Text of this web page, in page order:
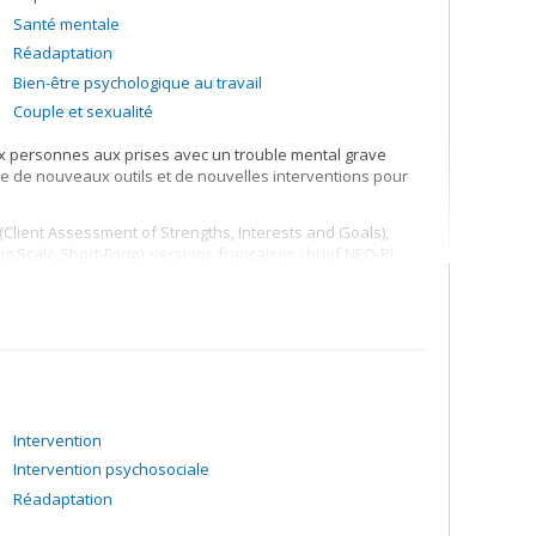
Santé mentale
Réadaptation
Bien-être psychologique au travail
Couple et sexualité
aux prises avec un trouble mental grave
de nouveaux outils et de nouvelles interventions pour
Assessment of Strengths, Interests and Goals),
Scale Short-Form), versions françaises : brief NEO-PI,
Q (Personal Therapist Style Questionnaire).
(groupe-estime de soi), TCC (groupe - thérapie
au travail (groupe – TCC pour dépression liée au
mobile pour la régulation émotionnelle en lien
ou la dépression : la cognition sociale/métacognition,
concomitants (abus de substances, anxiété
scolaire et professionnelle, meilleures pratiques :
Intervention
Intervention psychosociale
Réadaptation